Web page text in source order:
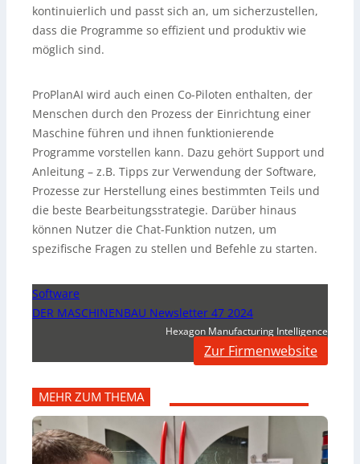
kontinuierlich und passt sich an, um sicherzustellen,
dass die Programme so effizient und produktiv wie
möglich sind.
ProPlanAI wird auch einen Co-Piloten enthalten, der
Menschen durch den Prozess der Einrichtung einer
Maschine führen und ihnen funktionierende
Programme vorstellen kann. Dazu gehört Support und
Anleitung – z.B. Tipps zur Verwendung der Software,
Prozesse zur Herstellung eines bestimmten Teils und
die beste Bearbeitungsstrategie. Darüber hinaus
können Nutzer die Chat-Funktion nutzen, um
spezifische Fragen zu stellen und Befehle zu starten.
Software
DER MASCHINENBAU Newsletter 47 2024
Hexagon Manufacturing Intelligence
Zur Firmenwebsite
MEHR ZUM THEMA